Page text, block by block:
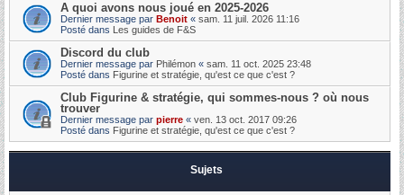
A quoi avons nous joué en 2025-2026
Dernier message par Benoit « sam. 11 juil. 2026 11:16
Posté dans Les guides de F&S
Discord du club
Dernier message par Philémon « sam. 11 oct. 2025 23:48
Posté dans Figurine et stratégie, qu'est ce que c'est ?
Club Figurine & stratégie, qui sommes-nous ? où nous
trouver
Dernier message par pierre « ven. 13 oct. 2017 09:26
Posté dans Figurine et stratégie, qu'est ce que c'est ?
Sujets